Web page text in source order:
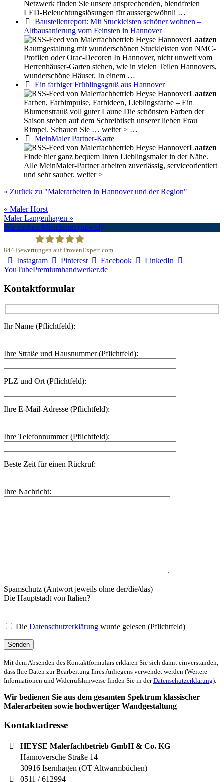
Netzwerk finden Sie unsere ansprechenden, blendfreien
LED-Beleuchtungslösungen für aussergewöhnli …
Baustellenreport: Mit Stuckleisten schöner wohnen –
Altbausanierung vom Feinsten in Hannover
Laatzen
Raumgestaltung mit wunderschönen Stuckleisten von NMC-
Profilen oder Orac-Decoren In Hannover, nicht unweit vom
Herrenhäuser-Garten stehen, wie in vielen Teilen Hannovers,
wunderschöne Häuser. In einem …
Ein farbiger Frühlingsgruß aus Hannover
Laatzen
Farben, Farbimpulse, Farbideen, Lieblingsfarbe – Ein
Blumenstrauß voll guter Laune Die schönsten Farben der
Saison stehen auf dem Schreibtisch unserer lieben Frau
Rimpel. Schauen Sie … weiter > …
MeinMaler Partner-Karte
Laatzen
Finde hier ganz bequem Ihren Lieblingsmaler in der Nähe.
Alle MeinMaler-Partner arbeiten zuverlässig, serviceorientiert
und sehr sauber. weiter >
« Zurück zu "Malerarbeiten in Hannover und der Region"
« Maler Horst
Maler Langenhagen »
Wir suchen Mitarbeiter (m/w/d)
Malerfachbetrieb HEYSE GmbH & Co.KG
844 Bewertungen auf ProvenExpert.com
Instagram Pinterest Facebook
LinkedIn
YouTubePremiumhandwerker.de
Kontaktformular
Ihr Name (Pflichtfeld):
Ihre Straße und Hausnummer (Pflichtfeld):
PLZ und Ort (Pflichtfeld):
Ihre E-Mail-Adresse (Pflichtfeld):
Ihre Telefonnummer (Pflichtfeld):
Beste Zeit für einen Rückruf:
Ihre Nachricht:
Spamschutz (Antwort jeweils ohne der/die/das)
Die Hauptstadt von Italien?
Die Datenschutzerklärung wurde gelesen (Pflichtfeld)
Mit dem Absenden des Kontaktformulars erklären Sie sich damit einverstanden,
dass Ihre Daten zur Bearbeitung Ihres Anliegens verwendet werden (Weitere
Informationen und Widerrufshinweise finden Sie in derDatenschutzerklärung).
Wir bedienen Sie aus dem gesamten Spektrum klassischer
Malerarbeiten sowie hochwertiger Wandgestaltung
Kontaktadresse
HEYSE Malerfachbetrieb GmbH & Co. KG
Hannoversche Straße 14
30916 Isernhagen (OT Altwarmbüchen)
0511 / 612994